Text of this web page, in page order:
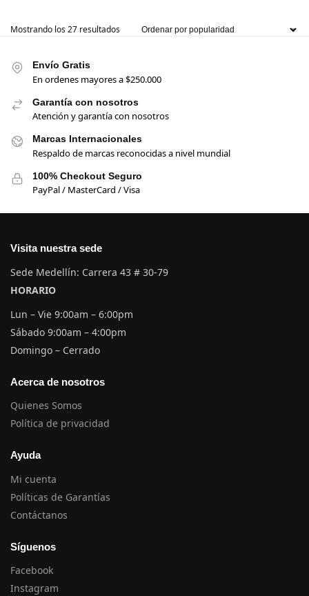
Mostrando los 27 resultados
Envío Gratis
En ordenes mayores a $250.000
Garantía con nosotros
Atención y garantía con nosotros
Marcas Internacionales
Respaldo de marcas reconocidas a nivel mundial
100% Checkout Seguro
PayPal / MasterCard / Visa
Visita nuestra sede
Sede Medellín: Carrera 43 # 30-79
HORARIO
Lun – Vie 9:00am – 6:00pm
Sábado 9:00am – 4:00pm
Domingo – Cerrado
Acerca de nosotros
Quienes Somos
Política de privacidad
Ayuda
Mi cuenta
Políticas de Garantías
Contáctanos
Síguenos
Facebook
Instagram